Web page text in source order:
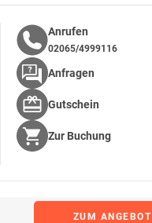
ZUM ANGEBOT
Anrufen
02065/4999116
Anfragen
Gutschein
Zur Buchung